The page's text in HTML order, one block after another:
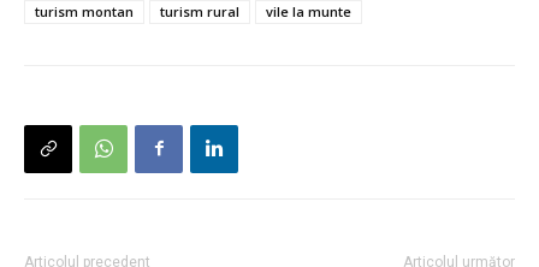
turism montan
turism rural vile la munte
Articolul precedent Articolul următor